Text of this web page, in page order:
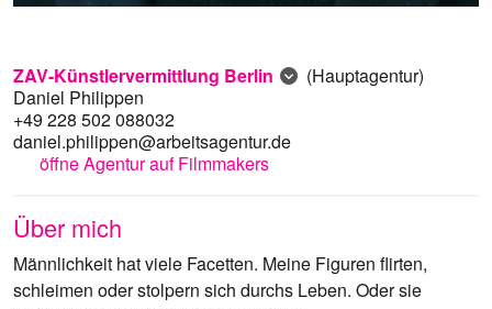
ZAV-Künstlervermittlung Berlin
(Hauptagentur)
Daniel Philippen
+49 228 502 088032
daniel.philippen@arbeitsagentur.de
öffne Agentur auf Filmmakers
Über mich
Männlichkeit hat viele Facetten. Meine Figuren flirten,
schleimen oder stolpern sich durchs Leben. Oder sie